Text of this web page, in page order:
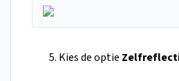
Kies de optie